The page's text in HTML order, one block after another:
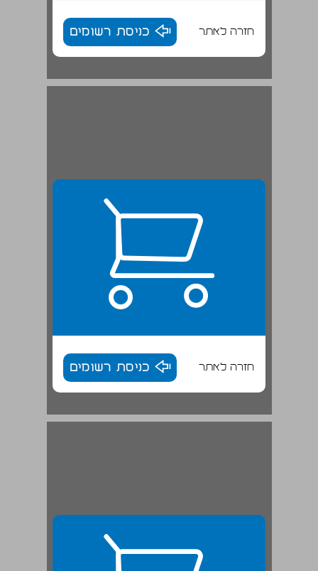
חזרה לאתר כניסת רשומים
חזרה לאתר כניסת רשומים